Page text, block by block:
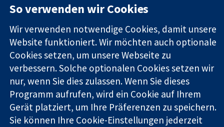
Zuverlässige
Evidenz
Informierte
Entscheidungen
Gesundheit
11-13 Cavendish
London
W1G0AN
Vereinigtes
Königreich
Sie uns
Neuigkeiten
Pressestelle
Über uns
Cochrane
Library
So verwenden wir Cookies
Wir verwenden notwendige Cookies, damit unsere
Website funktioniert. Wir möchten auch optionale
Cookies setzen, um unsere Webseite zu
verbessern. Solche optionalen Cookies setzen wir
nur, wenn Sie dies zulassen. Wenn Sie dieses
Programm aufrufen, wird ein Cookie auf Ihrem
Gerät platziert, um Ihre Präferenzen zu speichern.
Sie können Ihre Cookie-Einstellungen jederzeit